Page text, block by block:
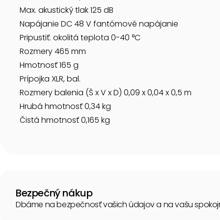
Max. akustický tlak 125 dB
Napájanie DC 48 V fantómové napájanie
Pripustiť. okolitá teplota 0-40 °C
Rozmery 465 mm
Hmotnosť 165 g
Prípojka XLR, bal.
Rozmery balenia (Š x V x D) 0,09 x 0,04 x 0,5 m
Hrubá hmotnosť 0,34 kg
Čistá hmotnosť 0,165 kg
Bezpečný nákup
Dbáme na bezpečnosť vašich údajov a na vašu